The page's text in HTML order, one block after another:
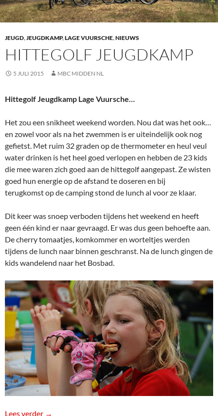
JEUGD,JEUGDKAMP,LAGE VUURSCHE,NIEUWS
HITTEGOLF JEUGDKAMP
5 JULI 2015 MBC MIDDEN NL
Hittegolf Jeugdkamp Lage Vuursche…
Het zou een snikheet weekend worden. Nou dat was het ook…
en zowel voor als na het zwemmen is er uiteindelijk ook nog
gefietst. Met ruim 32 graden op de thermometer en heul veul
water drinken is het heel goed verlopen en hebben de 23 kids
die mee waren zich goed aan de hittegolf aangepast. Ze wisten
goed hun energie op de afstand te doseren en bij
terugkomst op de camping stond de lunch al voor ze klaar.
Dit keer was snoep verboden tijdens het weekend en heeft
geen één kind er naar gevraagd. Er was dus geen behoefte aan.
De cherry tomaatjes, komkommer en worteltjes werden
tijdens de lunch naar binnen geschranst. Na de lunch gingen de
kids wandelend naar het Bosbad.
Lees verder Hittegolf Jeugdkamp
→